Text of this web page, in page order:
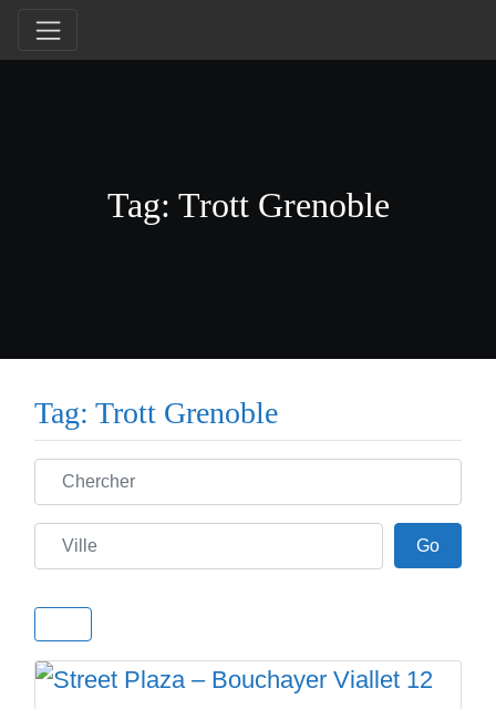
Tag: Trott Grenoble
Tag: Trott Grenoble
Chercher
Ville GoGo